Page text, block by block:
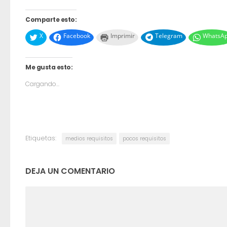
Comparte esto:
X
Facebook Imprimir Telegram
Me gusta esto:
Cargando...
Etiquetas: medios requisitos pocos requisitos
DEJA UN COMENTARIO